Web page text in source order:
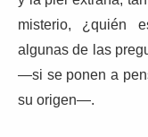
misterio, ¿quién
algunas de las
—si se ponen a
su origen—.